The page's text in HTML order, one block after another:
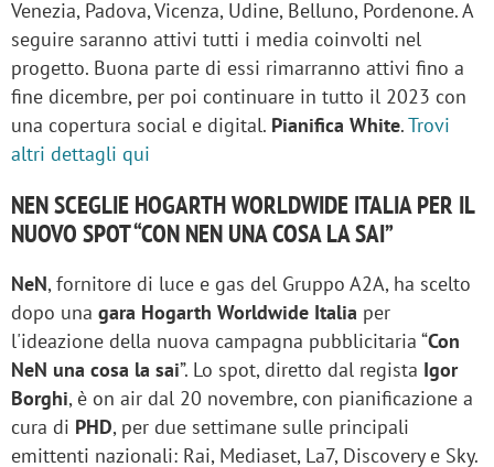
Venezia, Padova, Vicenza, Udine, Belluno, Pordenone. A
seguire saranno attivi tutti i media coinvolti nel
progetto. Buona parte di essi rimarranno attivi fino a
fine dicembre, per poi continuare in tutto il 2023 con
una copertura social e digital. Pianifica White.Trovi
altri dettagli qui
NEN SCEGLIE HOGARTH WORLDWIDE ITALIA PER IL
NUOVO SPOT “CON NEN UNA COSA LA SAI”
NeN, fornitore di luce e gas del Gruppo A2A, ha scelto
dopo una gara Hogarth Worldwide Italia per
l'ideazione della nuova campagna pubblicitaria “Con
NeN una cosa la sai”. Lo spot, diretto dal regista Igor
Borghi, è on air dal 20 novembre, con pianificazione a
cura di PHD, per due settimane sulle principali
emittenti nazionali: Rai, Mediaset, La7, Discovery e Sky.